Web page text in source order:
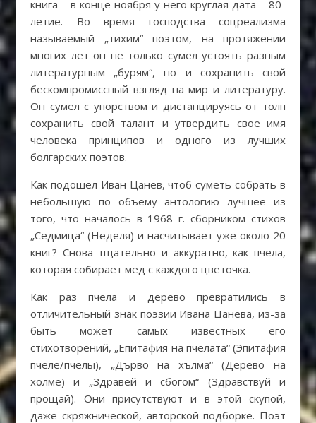
книга – в конце ноября у него круглая дата – 80-
летие. Во время господства соцреализма
называемый „тихим“ поэтом, на протяжении
многих лет он не только сумел устоять разным
литературным „бурям“, но и сохранить свой
бескомпромиссный взгляд на мир и литературу.
Он сумел с упорством и дистанцируясь от толп
сохранить свой талант и утвердить свое имя
человека принципов и одного из лучших
болгарских поэтов.
Как подошел Иван Цанев, чтоб суметь собрать в
небольшую по объему антологию лучшее из
того, что началось в 1968 г. сборником стихов
„Седмица“ (Неделя) и насчитывает уже около 20
книг? Снова тщательно и аккуратно, как пчела,
которая собирает мед с каждого цветочка.
Как раз пчела и дерево превратились в
отличительный знак поэзии Ивана Цанева, из-за
быть может самых известных его
стихотворений, „Епитафия на пчелата“ (Эпитафия
пчеле/пчелы), „Дърво на хълма“ (Дерево на
холме) и „Здравей и сбогом“ (Здравствуй и
прощай). Они присутствуют и в этой скупой,
даже скряжнической, авторской подборке. Поэт